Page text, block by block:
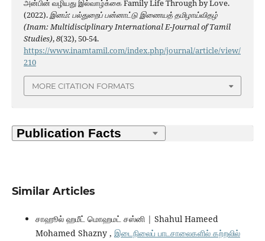
அன்பின் வழியது இல்வாழ்க்கை Family Life Through by Love.
(2022). இனம்: பல்துறைப் பன்னாட்டு இணையத் தமிழாய்விதழ்
(Inam: Multidisciplinary International E-Journal of Tamil
Studies),8(32), 50-54.
https://www.inamtamil.com/index.php/journal/article/view/
210
MORE CITATION FORMATS
Similar Articles
சாஹூல் ஹமீட் மொஹமட் சஸ்னி | Shahul Hameed
Mohamed Shazny , இடைநிலைப் பாடசாலைகளில் கற்றலில்